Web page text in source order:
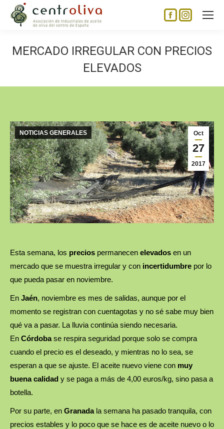
Facebook
opens
window
Instagram
opens
window
MERCADO IRREGULAR CON PRECIOS
ELEVADOS
Oct
27
2017
NOTICIAS GENERALES
Esta semana, los precios permanecen elevados en un
mercado que se muestra irregular y con incertidumbre por lo
que pueda pasar en noviembre.
En Jaén, noviembre es mes de salidas, aunque por el
momento se registran con cuentagotas y no sé sabe muy bien
qué va a pasar. La lluvia continúa siendo necesaria.
En Córdobase respira seguridad porque solo se compra
cuando el precio es el deseado, y mientras no lo sea, se
esperan a que se ajuste. El aceite nuevo viene con muy
buena calidad y se paga a más de 4,00 euros/kg, sino pasa a
botella.
Por su parte, en Granadala semana ha pasado tranquila, con
precios estables y lo poco que se hace es de aceite nuevo o lo